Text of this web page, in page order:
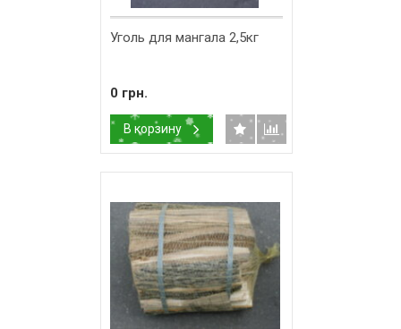
Уголь для мангала 2,5кг
0 грн.
В корзину